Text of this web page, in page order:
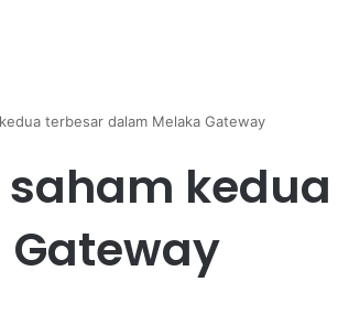
terbesar dalam Melaka Gateway